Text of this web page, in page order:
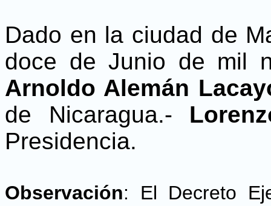
Dado en la ciudad de
doce de Junio de mil
Arnoldo Alemán
de Nicaragua.-
Presidencia.
Observación: El Decreto